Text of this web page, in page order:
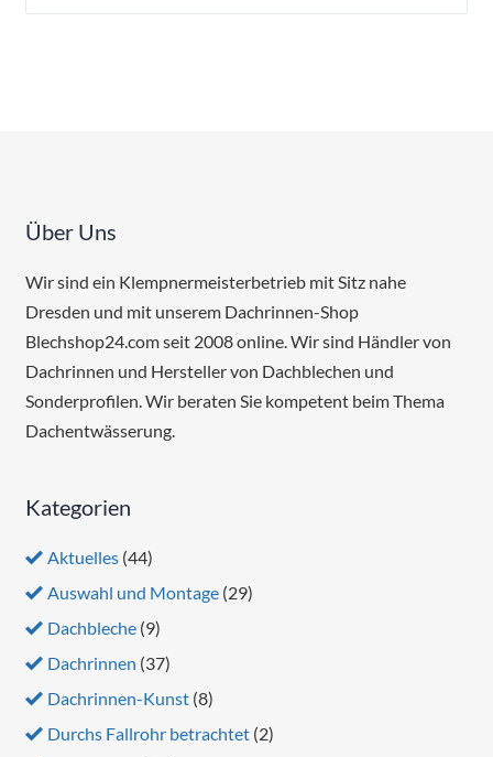
Über Uns
Wir sind ein Klempnermeisterbetrieb mit Sitz nahe
Dresden und mit unserem Dachrinnen-Shop
Blechshop24.com seit 2008 online. Wir sind Händler von
Dachrinnen und Hersteller von Dachblechen und
Sonderprofilen. Wir beraten Sie kompetent beim Thema
Dachentwässerung.
Kategorien
Aktuelles (44)
Auswahl und Montage (29)
Dachbleche (9)
Dachrinnen (37)
Dachrinnen-Kunst (8)
Durchs Fallrohr betrachtet (2)